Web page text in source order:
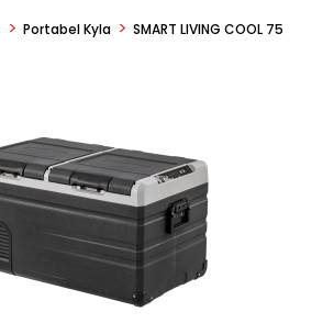
> Portabel Kyla > SMART LIVING COOL 75